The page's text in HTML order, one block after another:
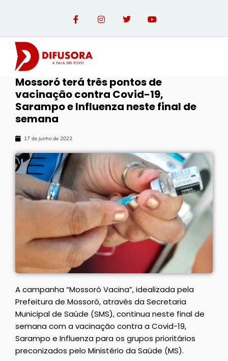
Mossoró terá três pontos de
vacinação contra Covid-19,
Sarampo e Influenza neste final de
semana
17 de junho de 2022
A campanha “Mossoró Vacina”, idealizada pela
Prefeitura de Mossoró, através da Secretaria
Municipal de Saúde (SMS), continua neste final de
semana com a vacinação contra a Covid-19,
Sarampo e Influenza para os grupos prioritários
preconizados pelo Ministério da Saúde (MS).